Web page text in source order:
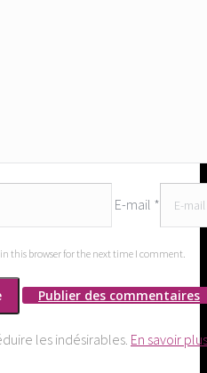
E-mail *
this browser for the next time I comment.
Publier des commentaires
les indésirables. En savoir